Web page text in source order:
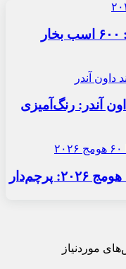
معرفی دوج چارجر سوپر بی ۲۰۲۷: ۶۰۰ اسب بخار
اس لند داون آندر: رنگ‌آمیزی
معرفی لامبورگینی روئلتو میورا ۶۰ هومج ۲۰۲۶: پرچم‌دار
موردنیاز